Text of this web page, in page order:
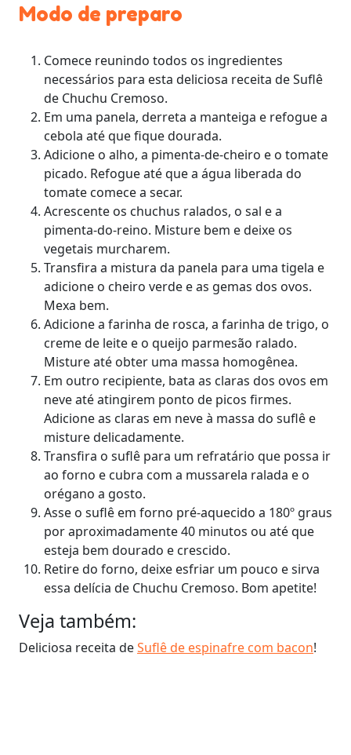
Modo de preparo
Comece reunindo todos os ingredientes
necessários para esta deliciosa receita de Suflê
de Chuchu Cremoso.
Em uma panela, derreta a manteiga e refogue a
cebola até que fique dourada.
Adicione o alho, a pimenta-de-cheiro e o tomate
picado. Refogue até que a água liberada do
tomate comece a secar.
Acrescente os chuchus ralados, o sal e a
pimenta-do-reino. Misture bem e deixe os
vegetais murcharem.
Transfira a mistura da panela para uma tigela e
adicione o cheiro verde e as gemas dos ovos.
Mexa bem.
Adicione a farinha de rosca, a farinha de trigo, o
creme de leite e o queijo parmesão ralado.
Misture até obter uma massa homogênea.
Em outro recipiente, bata as claras dos ovos em
neve até atingirem ponto de picos firmes.
Adicione as claras em neve à massa do suflê e
misture delicadamente.
Transfira o suflê para um refratário que possa ir
ao forno e cubra com a mussarela ralada e o
orégano a gosto.
Asse o suflê em forno pré-aquecido a 180º graus
por aproximadamente 40 minutos ou até que
esteja bem dourado e crescido.
Retire do forno, deixe esfriar um pouco e sirva
essa delícia de Chuchu Cremoso. Bom apetite!
Veja também:
Deliciosa receita deSuflê de espinafre com bacon!